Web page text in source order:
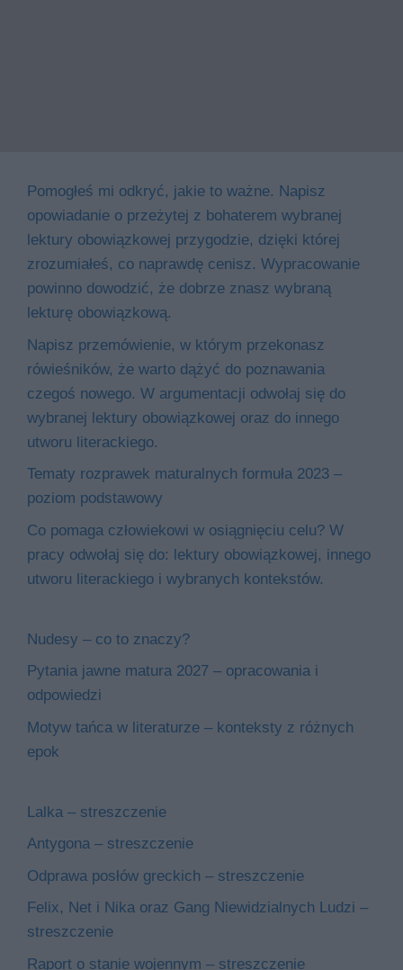
Pomogłeś mi odkryć, jakie to ważne. Napisz
opowiadanie o przeżytej z bohaterem wybranej
lektury obowiązkowej przygodzie, dzięki której
zrozumiałeś, co naprawdę cenisz. Wypracowanie
powinno dowodzić, że dobrze znasz wybraną
lekturę obowiązkową.
Napisz przemówienie, w którym przekonasz
rówieśników, że warto dążyć do poznawania
czegoś nowego. W argumentacji odwołaj się do
wybranej lektury obowiązkowej oraz do innego
utworu literackiego.
Tematy rozprawek maturalnych formuła 2023 –
poziom podstawowy
Co pomaga człowiekowi w osiągnięciu celu? W
pracy odwołaj się do: lektury obowiązkowej, innego
utworu literackiego i wybranych kontekstów.
Nudesy – co to znaczy?
Pytania jawne matura 2027 – opracowania i
odpowiedzi
Motyw tańca w literaturze – konteksty z różnych
epok
Lalka – streszczenie
Antygona – streszczenie
Odprawa posłów greckich – streszczenie
Felix, Net i Nika oraz Gang Niewidzialnych Ludzi –
streszczenie
Raport o stanie wojennym – streszczenie